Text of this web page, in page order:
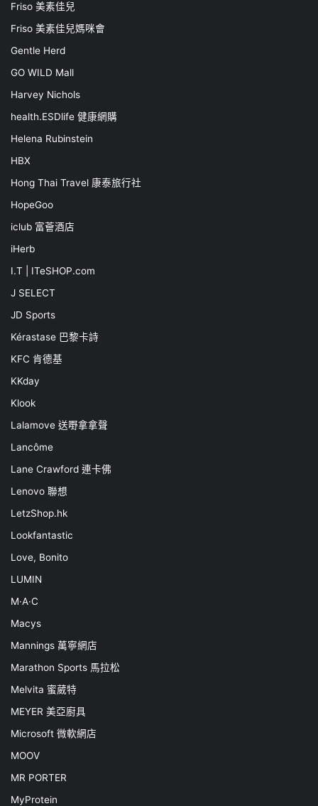
Friso 美素佳兒
Friso 美素佳兒媽咪會
Gentle Herd
GO WILD Mall
Harvey Nichols
health.ESDlife 健康網購
Helena Rubinstein
HBX
Hong Thai Travel 康泰旅行社
HopeGoo
iclub 富薈酒店
iHerb
I.T | ITeSHOP.com
J SELECT
JD Sports
Kérastase 巴黎卡詩
KFC 肯德基
KKday
Klook
Lalamove 送嘢拿拿聲
Lancôme
Lane Crawford 連卡佛
Lenovo 聯想
LetzShop.hk
Lookfantastic
Love, Bonito
LUMIN
M·A·C
Macys
Mannings 萬寧網店
Marathon Sports 馬拉松
Melvita 蜜葳特
MEYER 美亞廚具
Microsoft 微軟網店
MOOV
MR PORTER
MyProtein